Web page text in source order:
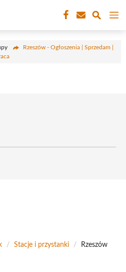
Rzeszów - Ogłoszenia | Sprzedam |
/ Stacje i przystanki /
Rzeszów